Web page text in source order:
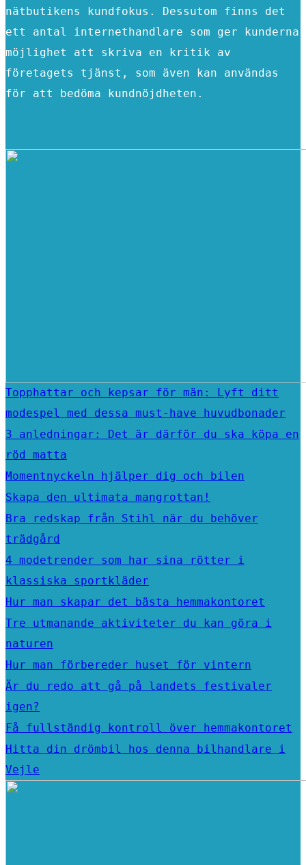
nätbutikens kundfokus. Dessutom finns det
ett antal internethandlare som ger kunderna
möjlighet att skriva en kritik av
företagets tjänst, som även kan användas
för att bedöma kundnöjdheten.
Topphattar och kepsar för män: Lyft ditt
modespel med dessa must-have huvudbonader
3 anledningar: Det är därför du ska köpa en
röd matta
Momentnyckeln hjälper dig och bilen
Skapa den ultimata mangrottan!
Bra redskap från Stihl när du behöver
trädgård
4 modetrender som har sina rötter i
klassiska sportkläder
Hur man skapar det bästa hemmakontoret
Tre utmanande aktiviteter du kan göra i
naturen
Hur man förbereder huset för vintern
Är du redo att gå på landets festivaler
igen?
Få fullständig kontroll över hemmakontoret
Hitta din drömbil hos denna bilhandlare i
Vejle